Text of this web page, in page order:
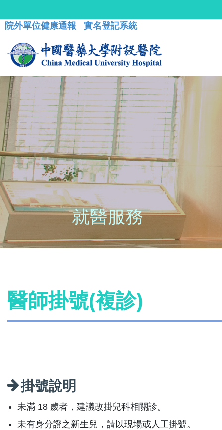
院外單位健康通報 實名登記系統
就醫服務
醫師掛號(複診)
掛號說明
未滿 18 歲者，建議改掛兒科相關診。
未有身分證之新生兒，請以現場或人工掛號。